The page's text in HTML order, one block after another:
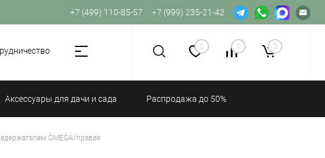
+7 (499) 110-85-57 +7 (999) 235-21-42
0 0 0
Аксессуары для дачи и сада Распродажа до 50%
OMEGA/правая